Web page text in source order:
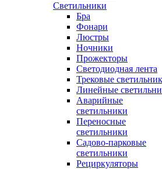
Светильники
Бра
Фонари
Люстры
Ночники
Прожекторы
Светодиодная лента
Трековые
Линейные
Аварийные
светильники
Переносные
светильники
Садово-парковые
светильники
Рециркуляторы